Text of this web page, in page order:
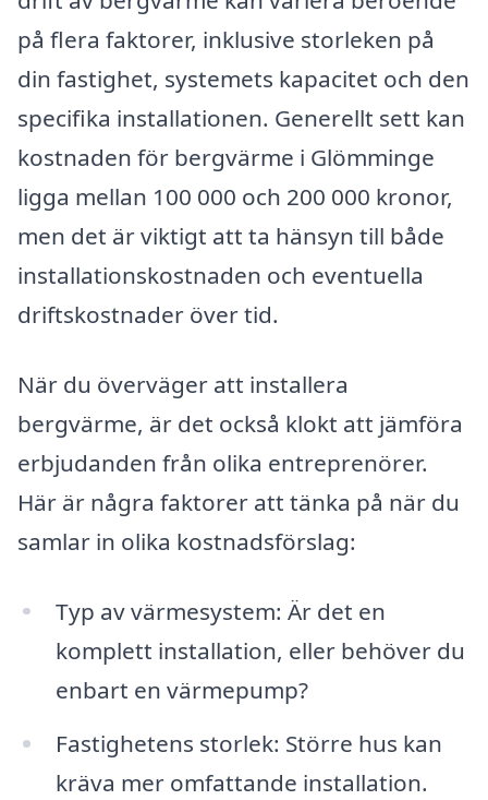
på flera faktorer, inklusive storleken på
din fastighet, systemets kapacitet och den
specifika installationen. Generellt sett kan
kostnaden för bergvärme i Glömminge
ligga mellan 100 000 och 200 000 kronor,
men det är viktigt att ta hänsyn till både
installationskostnaden och eventuella
driftskostnader över tid.
När du överväger att installera
bergvärme, är det också klokt att jämföra
erbjudanden från olika entreprenörer.
Här är några faktorer att tänka på när du
samlar in olika kostnadsförslag:
Typ av värmesystem: Är det en
komplett installation, eller behöver du
enbart en värmepump?
Fastighetens storlek: Större hus kan
kräva mer omfattande installation.